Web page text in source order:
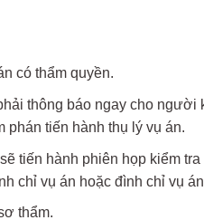
có thẩm quyền.
thông báo ngay cho người
phán tiến hành thụ lý vụ án.
tiến hành phiên họp kiểm
chỉ vụ án hoặc đình chỉ vụ
thẩm.